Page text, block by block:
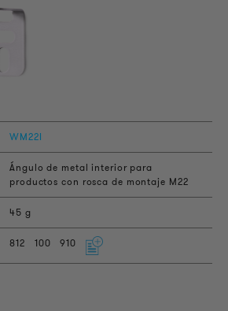
WM22I
Ángulo de metal interior para
productos con rosca de montaje M22
45 g
812 100 910